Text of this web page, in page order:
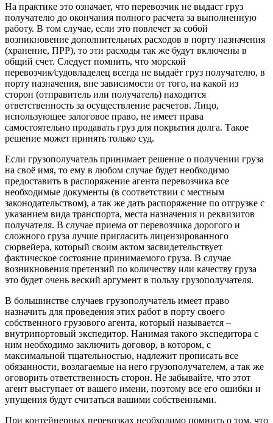
На практике это означает, что перевозчик не выдаст груз
получателю до окончания полного расчета за выполненную
работу. В том случае, если это повлечет за собой
возникновение дополнительных расходов в порту назначения
(хранение, ПРР), то эти расходы так же будут включены в
общий счет. Следует помнить, что морской
перевозчик⁄судовладелец всегда не выдаёт груз получателю, в
порту назначения, вне зависимости от того, на какой из
сторон (отправитель или получатель) находится
ответственность за осуществление расчетов. Лицо,
использующее залоговое право, не имеет права
самостоятельно продавать груз для покрытия долга. Такое
решение может принять только суд.
Если грузополучатель принимает решение о получении груза
на своё имя, то ему в любом случае будет необходимо
предоставить в распоряжение агента перевозчика все
необходимые документы (в соответствии с местным
законодательством), а так же дать распоряжение по отгрузке с
указанием вида транспорта, места назначения и реквизитов
получателя. В случае приема от перевозчика дорогого и
сложного груза лучше пригласить лицензированного
сюрвейера, который своим актом засвидетельствует
фактическое состояние принимаемого груза. В случае
возникновения претензий по количеству или качеству груза
это будет очень веский аргумент в пользу грузополучателя.
В большинстве случаев грузополучатель имеет право
назначить для проведения этих работ в порту своего
собственного грузового агента, который называется –
внутрипортовый экспедитор. Нанимая такого экспедитора с
ним необходимо заключить договор, в котором, с
максимальной тщательностью, надлежит прописать все
обязанности, возлагаемые на него грузополучателем, а так же
оговорить ответственность сторон. Не забывайте, что этот
агент выступает от вашего имени, поэтому все его ошибки и
упущения будут считаться вашими собственными.
При контейнерных перевозках необходимо помнить о том, что